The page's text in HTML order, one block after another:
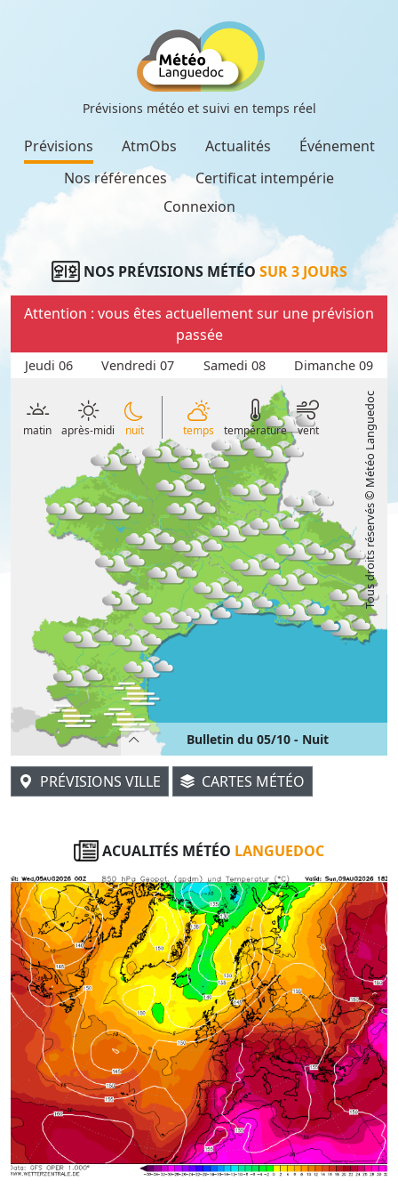
Prévisions météo et suivi en temps réel
Prévisions AtmObs Actualités
Événement
Nos références
Certificat intempérie
Connexion
NOS PRÉVISIONS MÉTÉO SUR 3 JOURS
Attention : vous êtes actuellement sur une prévision
passée
Jeudi 06 Vendredi 07 Samedi 08 Dimanche 09
matin après-midi nuit temps température vent Tous droits réservés © Météo Languedoc
Bulletin du 05/10 - Nuit
PRÉVISIONS VILLE CARTES MÉTÉO
ACUALITÉS MÉTÉO LANGUEDOC